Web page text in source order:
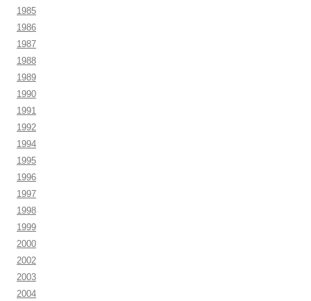
1985
1986
1987
1988
1989
1990
1991
1992
1994
1995
1996
1997
1998
1999
2000
2002
2003
2004